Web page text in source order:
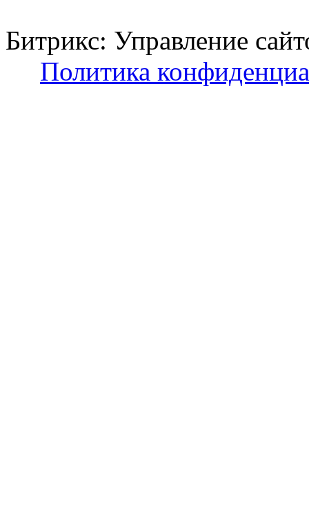
Битрикс: Управление
Политика